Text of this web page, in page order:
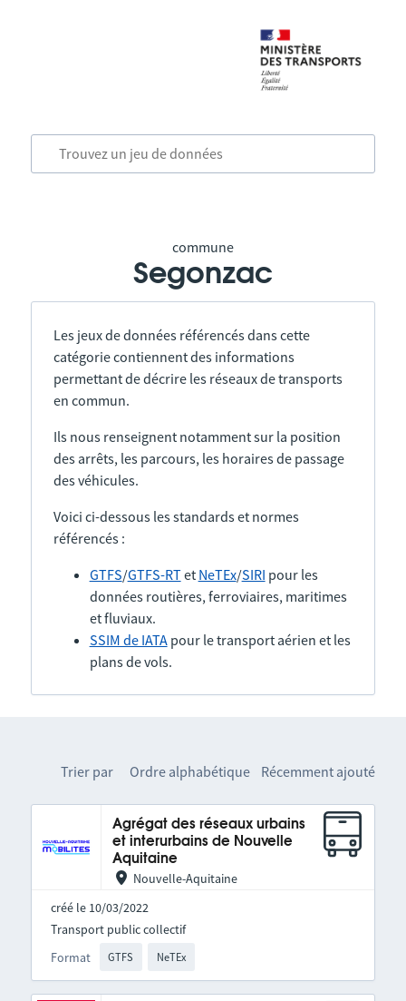
commune
Segonzac
Les jeux de données référencés dans cette
catégorie contiennent des informations
permettant de décrire les réseaux de transports
en commun.
Ils nous renseignent notamment sur la position
des arrêts, les parcours, les horaires de passage
des véhicules.
Voici ci-dessous les standards et normes
référencés :
GTFS/GTFS-RTet NeTEx/SIRI pour les
données routières, ferroviaires, maritimes
et fluviaux.
SSIM de IATApour le transport aérien et les
plans de vols.
Trier par Ordre alphabétique Récemment ajouté
Agrégat des réseaux urbains
et interurbains de Nouvelle
Aquitaine
Nouvelle-Aquitaine
créé le 10/03/2022
Format GTFS NeTEx
Transport public collectif